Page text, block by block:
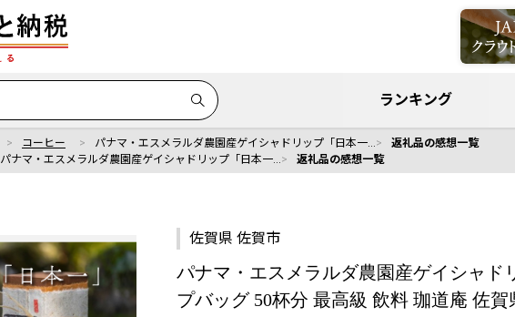
ランキング
コーヒー パナマ・エスメラルダ農園産ゲイシャドリップ「日本一…
返礼品の感想一覧
パナマ・エスメラルダ農園産ゲイシャドリップ「日本一… 返礼品の感想一覧
佐賀県 佐賀市
パナマ・エスメラルダ農園産ゲイシャド
プバッグ 50杯分 最高級 飲料 珈道庵 佐賀